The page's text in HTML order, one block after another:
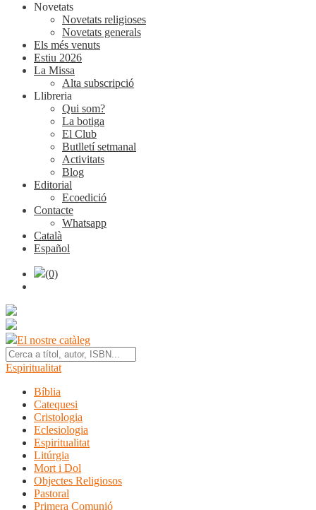
Novetats
Novetats religioses
Novetats generals
Els més venuts
Estiu 2026
La Missa
Alta subscripció
Llibreria
Qui som?
La botiga
El Club
Butlletí setmanal
Activitats
Blog
Editorial
Ecoedició
Contacte
Whatsapp
Català
Español
(0)
El nostre catàleg
Espiritualitat
Bíblia
Catequesi
Cristologia
Eclesiologia
Espiritualitat
Litúrgia
Mort i Dol
Objectes Religiosos
Pastoral
Primera Comunió